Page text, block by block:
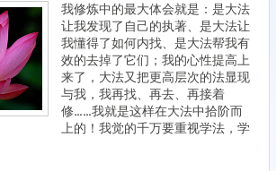
我修炼中的最大体会就是：是大法
让我发现了自己的执著、是大法让
我懂得了如何内找、是大法帮我有
效的去掉了它们；我的心性提高上
来了，大法又把更高层次的法显现
与我，我再找、再去、再接着
修……我就是这样在大法中拾阶而
上的！我觉的千万要重视学法，学